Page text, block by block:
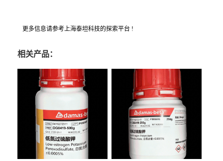
更多信息请参考上海泰坦科技的探索平台 !
相关产品：